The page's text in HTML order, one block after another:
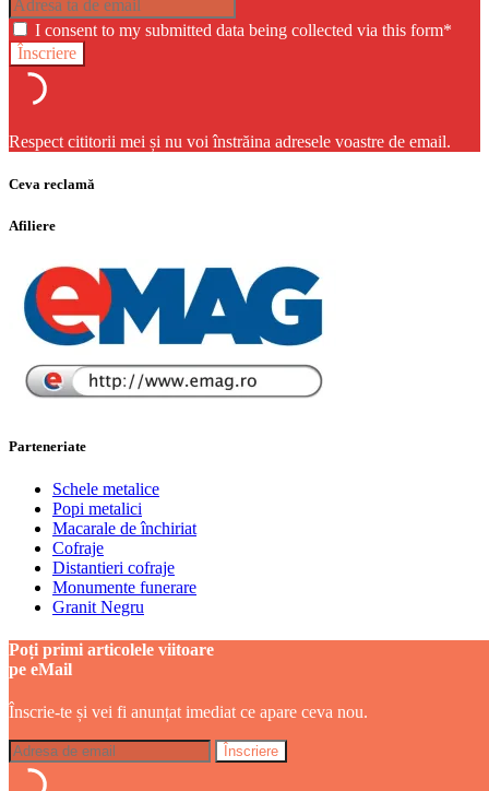
I consent to my submitted data being collected via this form*
Respect cititorii mei și nu voi înstrăina adresele voastre de email.
Ceva reclamă
Afiliere
Parteneriate
Schele metalice
Popi metalici
Macarale de închiriat
Cofraje
Distantieri cofraje
Monumente funerare
Granit Negru
Poți primi articolele viitoare
pe eMail
Înscrie-te și vei fi anunțat imediat ce apare ceva nou.